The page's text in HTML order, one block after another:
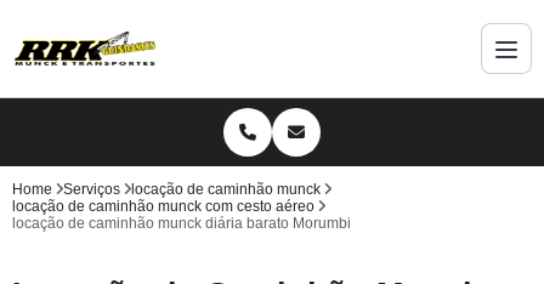
Home Serviços
locação de caminhão munck
locação de caminhão munck com cesto aéreo
locação de caminhão munck diária barato Morumbi